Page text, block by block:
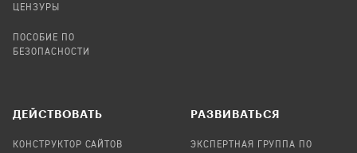
ЦЕНЗУРЫ
ПОСОБИЕ ПО
БЕЗОПАСНОСТИ
ДЕЙСТВОВАТЬ
КОНСТРУКТОР САЙТОВ
РАЗВИВАТЬСЯ
ЭКСПЕРТНАЯ ГРУППА ПО